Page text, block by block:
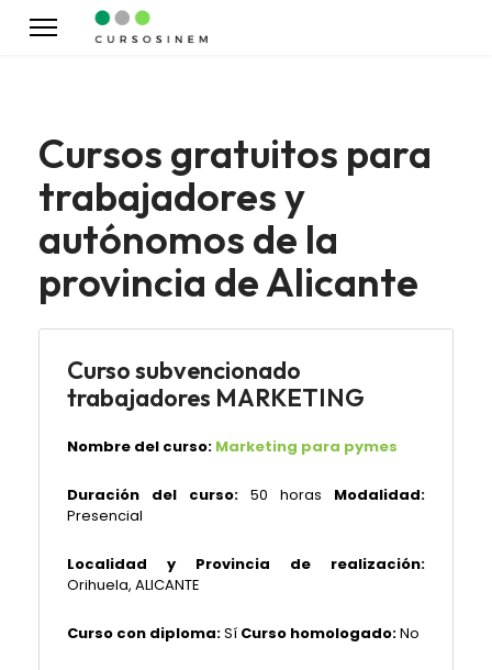
Cursos gratuitos para
trabajadores y
autónomos de la
provincia de Alicante
Curso subvencionado
trabajadores MARKETING
Nombre del curso: Marketing para pymes
Duración del curso: 50 horas Modalidad:
Presencial
Localidad y Provincia de realización:
Orihuela, ALICANTE
Curso con diploma:Sí Curso homologado:No